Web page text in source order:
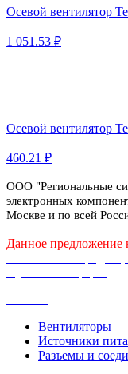
Осевой вентилятор
1 051.53 ₽
Осевой вентилятор
460.21 ₽
ООО "Региональные
электронных
Москве и по всей
Данное предложение
Вентиляторы
Источники
Разъемы и